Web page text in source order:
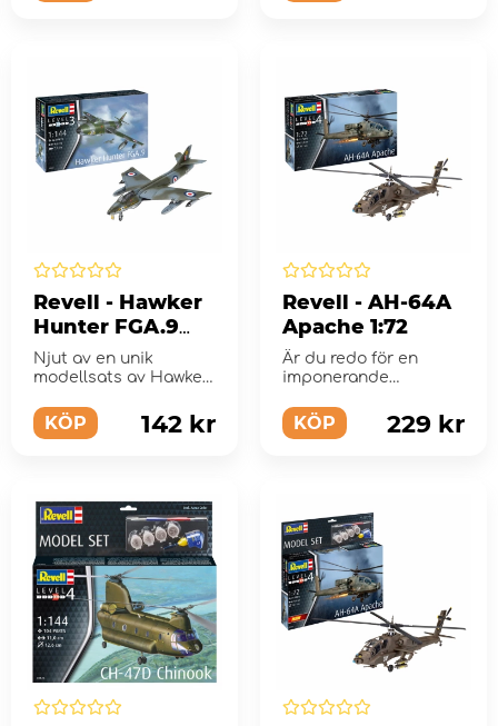
Revell - Hawker
Hunter FGA.9
1:144
Njut av en unik
modellsats av Hawker
KÖP 142 kr
Revell - AH-64A
Apache 1:72
Är du redo för en
imponerande
KÖP 229 kr